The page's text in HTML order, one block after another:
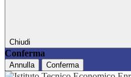
Chiudi
Conferma
Annulla Conferma